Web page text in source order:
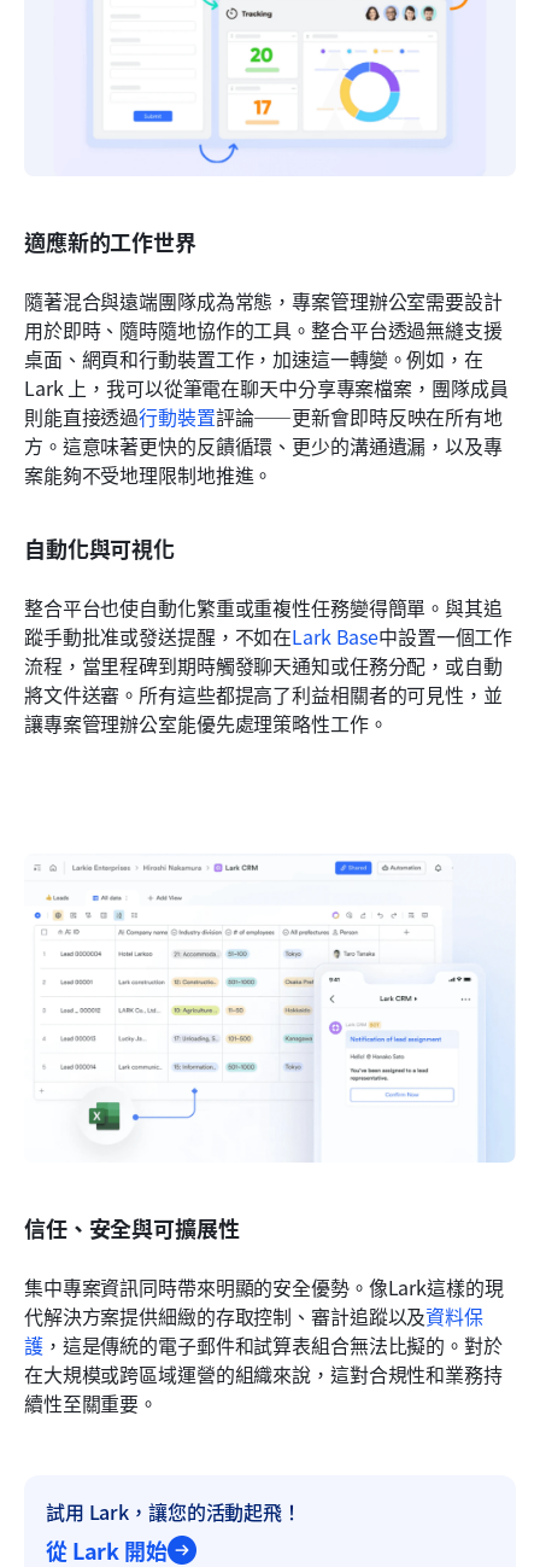
適應新的工作世界
隨著混合與遠端團隊成為常態，專案管理辦公室需要設計
用於即時、隨時隨地協作的工具。整合平台透過無縫支援
桌面、網頁和行動裝置工作，加速這一轉變。例如，在
Lark 上，我可以從筆電在聊天中分享專案檔案，團隊成員
則能直接透過行動裝置評論——更新會即時反映在所有地
方。這意味著更快的反饋循環、更少的溝通遺漏，以及專
案能夠不受地理限制地推進。
自動化與可視化
整合平台也使自動化繁重或重複性任務變得簡單。與其追
蹤手動批准或發送提醒，不如在Lark Base中設置一個工作
流程，當里程碑到期時觸發聊天通知或任務分配，或自動
將文件送審。所有這些都提高了利益相關者的可見性，並
讓專案管理辦公室能優先處理策略性工作。
信任、安全與可擴展性
集中專案資訊同時帶來明顯的安全優勢。像Lark這樣的現
代解決方案提供細緻的存取控制、審計追蹤以及資料保
護，這是傳統的電子郵件和試算表組合無法比擬的。對於
在大規模或跨區域運營的組織來說，這對合規性和業務持
續性至關重要。
試用 Lark，讓您的活動起飛！
從 Lark 開始